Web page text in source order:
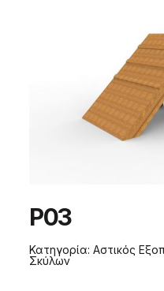
P03
Κατηγορία:Αστικός
Σκύλων